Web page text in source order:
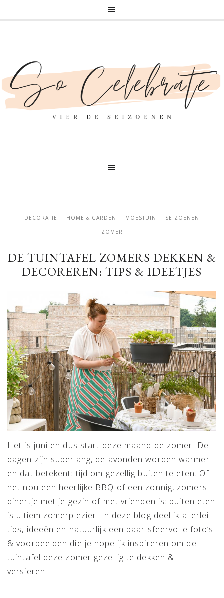
DECORATIE HOME & GARDEN MOESTUIN
SEIZOENEN
ZOMER
DE TUINTAFEL ZOMERS DEKKEN &
DECOREREN: TIPS & IDEETJES
Het is juni en dus start deze maand de zomer! De
dagen zijn superlang, de avonden worden warmer
en dat betekent: tijd om gezellig buiten te eten. Of
het nou een heerlijke BBQ of een zonnig, zomers
dinertje met je gezin of met vrienden is: buiten eten
is ultiem zomerplezier! In deze blog deel ik allerlei
tips, ideeën en natuurlijk een paar sfeervolle foto’s
& voorbeelden die je hopelijk inspireren om de
tuintafel deze zomer gezellig te dekken &
versieren!